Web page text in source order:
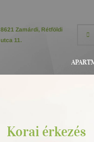
8621 Zamárdi, Rétföldi
utca 11.
Korai érkezés